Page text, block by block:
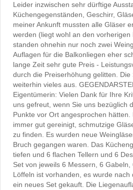
Leider inzwischen sehr dürftige
Küchengegenständen, Geschirr,
meiner Ankunft mussten alle Gläser
werden (liegt wohl an den
standen ohnehin nur noch zwei
Auflagen für die Balkonliegen eher
lange Zeit sehr gute Preis -
durch die Preiserhöhung gelitten.
weiterhin vieles aus.
Eigentümerin: Vielen Dank für Ihre
uns gefreut, wenn Sie uns bezüglich
Punkte vor Ort angesprochen hätten.
immer gut gereinigt, schmutzige
zu finden. Es wurden neue
Bruch gegangen waren. Das
tiefen und 6 flachen Tellern und 6
Set von jeweils 6 Messern, 6
Löffeln ist vorhanden, es wurde
ein neues Set gekauft. Die